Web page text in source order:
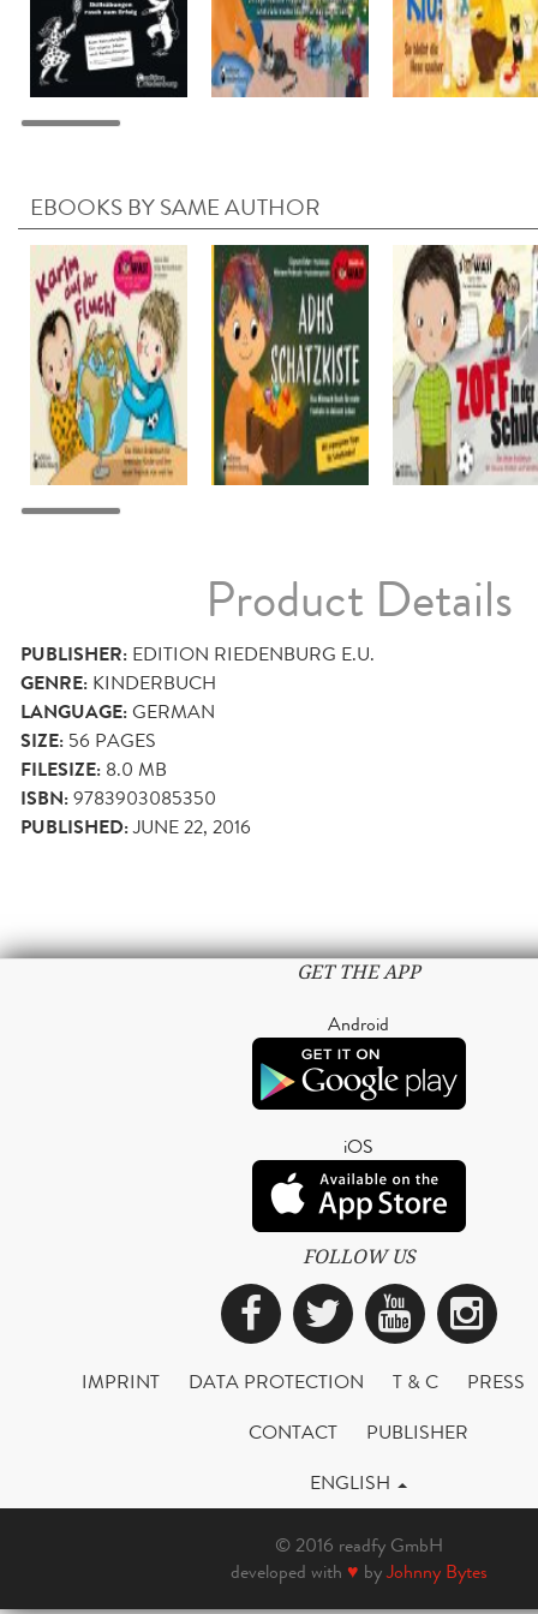
EBOOKS BY SAME AUTHOR
Product Details
PUBLISHER: EDITION RIEDENBURG E.U.
GENRE: KINDERBUCH
LANGUAGE:GERMAN
SIZE: 56 PAGES
FILESIZE: 8.0 MB
ISBN:9783903085350
PUBLISHED:JUNE 22, 2016
GET THE APP
Android
iOS
FOLLOW US
Facebook
Twitter
IMPRINT DATA PROTECTION T & C
PRESS
CONTACT
PUBLISHER
ENGLISH
© 2016 readfy GmbH
developed with ♥ byJohnny Bytes